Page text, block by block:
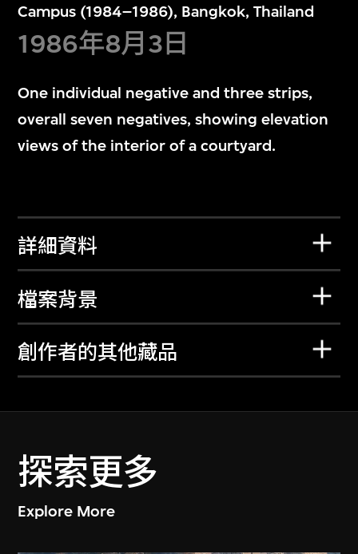
Campus (1984–1986), Bangkok, Thailand
1986年8月3日
One individual negative and three strips,
overall seven negatives, showing elevation
views of the interior of a courtyard.
詳細資料
檔案背景
創作者的其他藏品
探索更多
Explore More